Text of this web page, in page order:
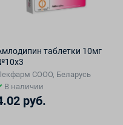
таблетки 10мг
СООО, Беларусь
В наличии
руб.